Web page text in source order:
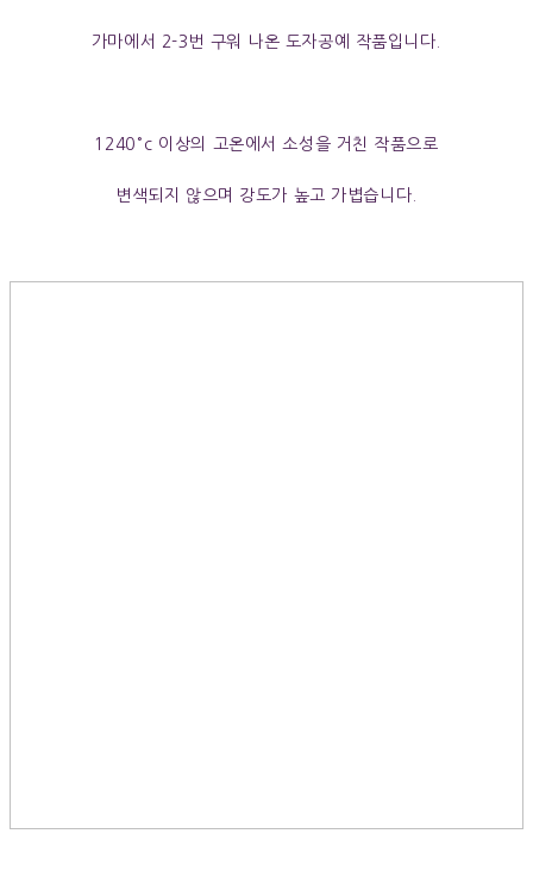
가마에서 2-3번 구워 나온 도자공예 작품입니다.
1240°c 이상의 고온에서 소성을 거친 작품으로
변색되지 않으며 강도가 높고 가볍습니다.